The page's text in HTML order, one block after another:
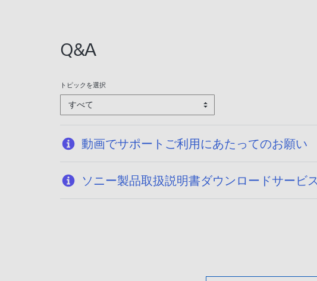
Q&A
トピックを選択
すべて
動画でサポートご利用にあたってのお願い
ソニー製品取扱説明書ダウンロードサービ